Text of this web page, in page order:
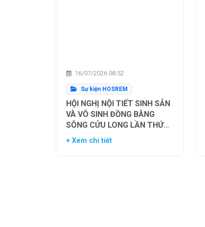
16/07/2026 08:52
Sự kiện HOSREM
HỘI NGHỊ NỘI TIẾT SINH SẢN
VÀ VÔ SINH ĐỒNG BẰNG
SÔNG CỬU LONG LẦN THỨ
NHẤT
+ Xem chi tiết